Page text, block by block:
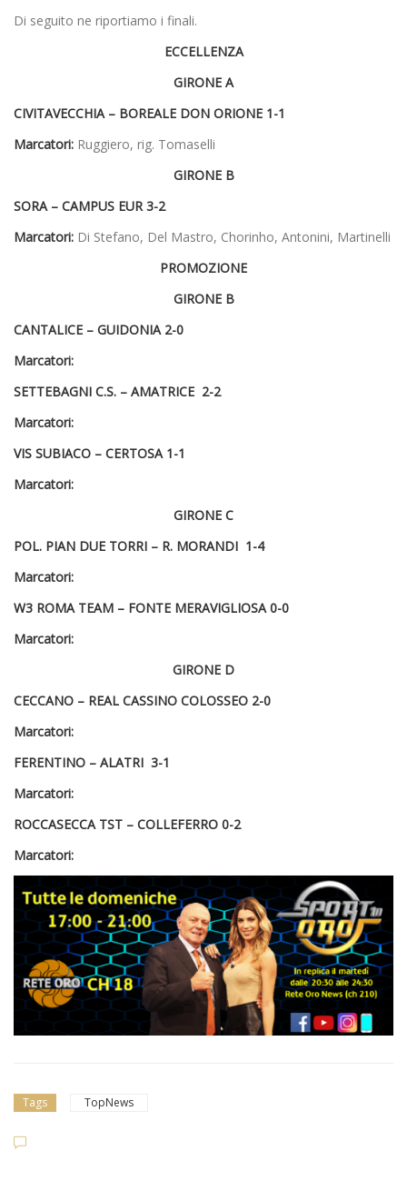
Di seguito ne riportiamo i finali.
ECCELLENZA
GIRONE A
CIVITAVECCHIA – BOREALE DON ORIONE 1-1
Marcatori: Ruggiero, rig. Tomaselli
GIRONE B
SORA – CAMPUS EUR 3-2
Marcatori: Di Stefano, Del Mastro, Chorinho, Antonini, Martinelli
PROMOZIONE
GIRONE B
CANTALICE – GUIDONIA 2-0
Marcatori:
SETTEBAGNI C.S. – AMATRICE 2-2
Marcatori:
VIS SUBIACO – CERTOSA 1-1
Marcatori:
GIRONE C
POL. PIAN DUE TORRI – R. MORANDI 1-4
Marcatori:
W3 ROMA TEAM – FONTE MERAVIGLIOSA 0-0
Marcatori:
GIRONE D
CECCANO – REAL CASSINO COLOSSEO 2-0
Marcatori:
FERENTINO – ALATRI 3-1
Marcatori:
ROCCASECCA TST – COLLEFERRO 0-2
Marcatori:
Tags TopNews